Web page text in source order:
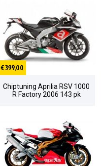
€ 399,00
Chiptuning Aprilia RSV 1000
R Factory 2006 143 pk